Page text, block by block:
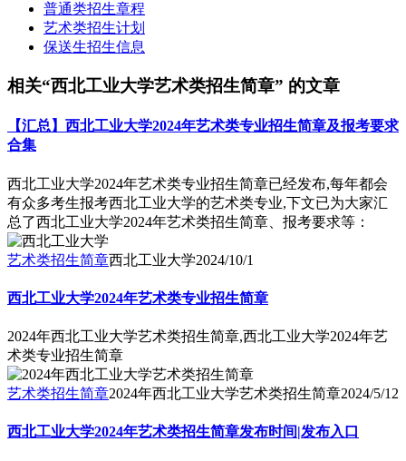
普通类招生章程
艺术类招生计划
保送生招生信息
相关“西北工业大学艺术类招生简章” 的文章
【汇总】西北工业大学2024年艺术类专业招生简章及报考要求
合集
西北工业大学2024年艺术类专业招生简章已经发布,每年都会
有众多考生报考西北工业大学的艺术类专业,下文已为大家汇
总了西北工业大学2024年艺术类招生简章、报考要求等：
艺术类招生简章西北工业大学2024/10/1
西北工业大学2024年艺术类专业招生简章
2024年西北工业大学艺术类招生简章,西北工业大学2024年艺
术类专业招生简章
艺术类招生简章2024年西北工业大学艺术类招生简章2024/5/12
西北工业大学2024年艺术类招生简章发布时间|发布入口